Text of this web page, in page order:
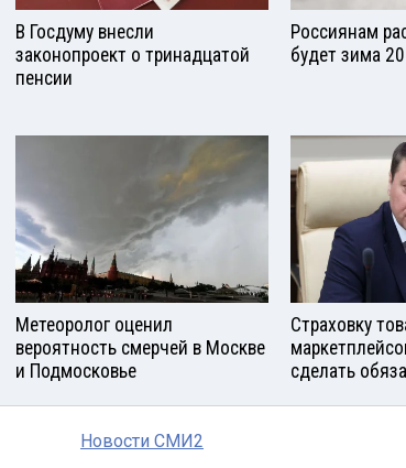
В Госдуму внесли
законопроект о тринадцатой
пенсии
Россиянам
будет зима
Метеоролог оценил
вероятность смерчей в Москве
и Подмосковье
Страховку
сделать
Новости СМИ2